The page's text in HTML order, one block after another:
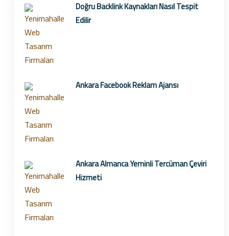
Doğru Backlink Kaynakları Nasıl Tespit
Edilir
Ankara Facebook Reklam Ajansı
Ankara Almanca Yeminli Tercüman Çeviri
Hizmeti